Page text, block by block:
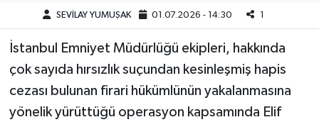
SEVİLAY YUMUŞAK 01.07.2026 - 14:30 1
İstanbul Emniyet Müdürlüğü ekipleri, hakkında
çok sayıda hırsızlık suçundan kesinleşmiş hapis
cezası bulunan firari hükümlünün yakalanmasına
yönelik yürüttüğü operasyon kapsamında Elif
Spor
SürManşet
Teknoloji
Yaşam